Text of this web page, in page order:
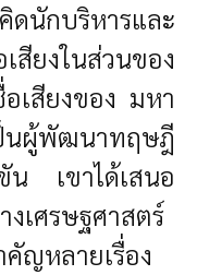
ดนักบริหารและ
ยงในส่วนของ
เสียงของ มหา
นผู้พัฒนาทฤษฎี
น เขาได้เสนอ
เศรษฐศาสตร์
ญหลายเรื่อง